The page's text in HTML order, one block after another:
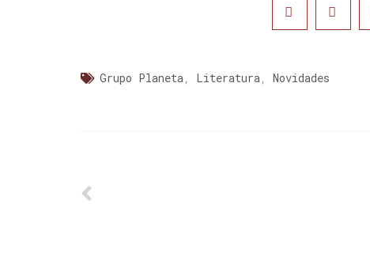
Grupo Planeta, Literatura, Novidades